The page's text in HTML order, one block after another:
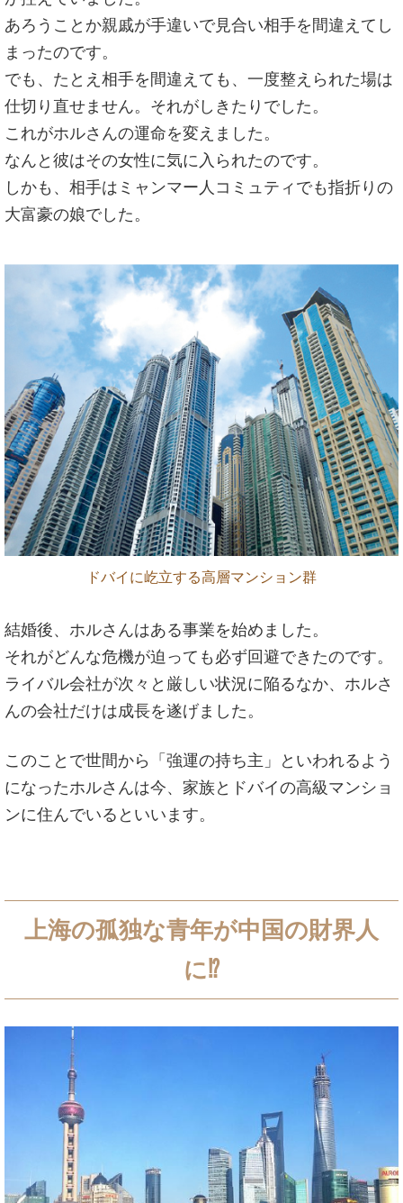
あろうことか親戚が手違いで見合い相手を間違えてし
まったのです。
でも、たとえ相手を間違えても、一度整えられた場は
仕切り直せません。それがしきたりでした。
これがホルさんの運命を変えました。
なんと彼はその女性に気に入られたのです。
しかも、相手はミャンマー人コミュティでも指折りの
大富豪の娘でした。
ドバイに屹立する高層マンション群
結婚後、ホルさんはある事業を始めました。
それがどんな危機が迫っても必ず回避できたのです。
ライバル会社が次々と厳しい状況に陥るなか、ホルさ
んの会社だけは成長を遂げました。
このことで世間から「強運の持ち主」といわれるよう
になったホルさんは今、家族とドバイの高級マンショ
ンに住んでいるといいます。
上海の孤独な青年が中国の財界人
に⁉